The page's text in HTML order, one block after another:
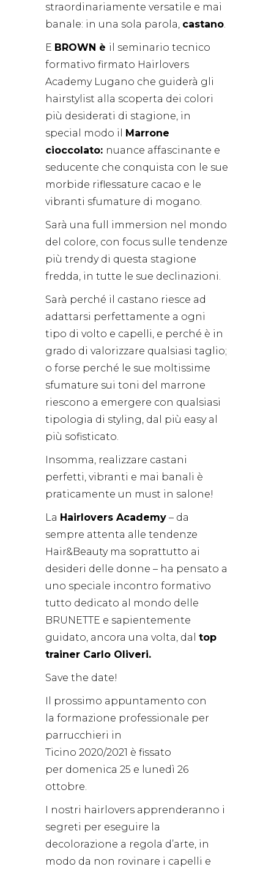
straordinariamente versatile e mai
banale: in una sola parola, castano.
E BROWN è il seminario tecnico
formativo firmato Hairlovers
Academy Lugano che guiderà gli
hairstylist alla scoperta dei colori
più desiderati di stagione, in
special modo il Marrone
cioccolato: nuance affascinante e
seducente che conquista con le sue
morbide riflessature cacao e le
vibranti sfumature di mogano.
Sarà una full immersion nel mondo
del colore, con focus sulle tendenze
più trendy di questa stagione
fredda, in tutte le sue declinazioni.
Sarà perché il castano riesce ad
adattarsi perfettamente a ogni
tipo di volto e capelli, e perché è in
grado di valorizzare qualsiasi taglio;
o forse perché le sue moltissime
sfumature sui toni del marrone
riescono a emergere con qualsiasi
tipologia di styling, dal più easy al
più sofisticato.
Insomma, realizzare castani
perfetti, vibranti e mai banali è
praticamente un must in salone!
La Hairlovers Academy – da
sempre attenta alle tendenze
Hair&Beauty ma soprattutto ai
desideri delle donne – ha pensato a
uno speciale incontro formativo
tutto dedicato al mondo delle
BRUNETTE e sapientemente
guidato, ancora una volta, dal top
trainer Carlo Oliveri.
Save the date!
Il prossimo appuntamento con
la formazione professionale per
parrucchieri in
Ticino 2020/2021 è fissato
per domenica 25 e lunedì 26
ottobre.
I nostri hairlovers apprenderanno i
segreti per eseguire la
decolorazione a regola d’arte, in
modo da non rovinare i capelli e